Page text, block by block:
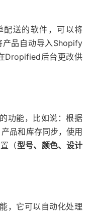
配送的软件，可以将
品自动导入Shopify
Dropified后台更改供
功能，比如说：根据
品和库存同步，使用
（型号、颜色、设计
，它可以自动化处理